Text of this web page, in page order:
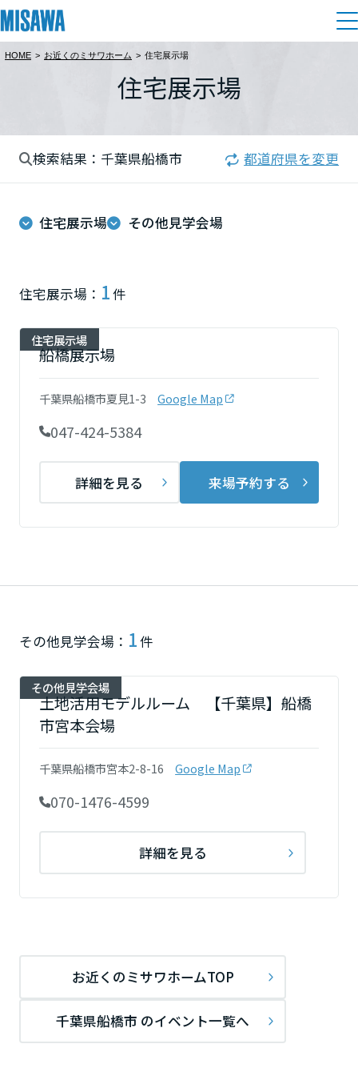
住まい
商品ラインアップ
インテリア
分譲住宅（建売・土地）検索
中古住宅検索
売る [MISAWA RELAY]
住まいの売却
これから住まいをご検討の方
多彩な動画やこだわりが詰まった建築実例、注目の最新情報など、住
まいづくりを楽しく学べるデジタルラウンジです。
ホームラウンジ 新築・戸建て
個人のお客さま
賃貸住宅
店舗・各種施設
土地活用モデルルーム見学
社宅建築
土地活用の基礎から長期安定経営を目指すオーナー様まで、賃貸経営
ホームラウンジ 土地活用・賃貸経営
戸建て・マンション
リフォームメニュー
事業用
事業用リノベーション
ホテル・旅館リフォーム
実例動画や基礎知識、収納の工夫など、理想の住まいを叶えるリフォ
ームの具体策とアイデアを豊富にご用意しています。
ホームラウンジ リフォーム
まちづくり
複合開発事業（ASMACI-アスマチ-）
再開発・官民連携事業
分譲マンション開発事業
収益不動産・投資開発事業
建築再生事業
事業用売買
すべてのフィールドに新しい価値をデザインし、持続可能な未来志向
のまちづくりを実現していきます。
ミサワゼネラルソリューション
オーナーサポート
サポートメニュー
保証制度
アフターメンテナンス
ミサワリフォーム
ミサワホームオーナーさま・リフォーム工事ご契約者さまとミサワホ
ームを結ぶコミュニケーションサイト。お得・便利・安心なコンテン
ミサワオーナーズクラブ
企業・IR情報
ニュース
MISAWAについて
SDGs
採用情報
新卒者採用
中途採用
障がい者採用
展示場・イベント情報
カタログ請求
住まいのご相談
HOME > お近くのミサワホーム > 住宅展示場
住宅展示場
検索結果：千葉県船橋市 都道府県を変更
住宅展示場 その他見学会場
住宅展示場： 1件
住宅展示場
船橋展示場
千葉県船橋市夏見1-3 Google Map
047-424-5384
詳細を見る 来場予約する
その他見学会場： 1件
その他見学会場
土地活用モデルルーム 【千葉県】船橋
市宮本会場
千葉県船橋市宮本2-8-16 Google Map
070-1476-4599
詳細を見る
お近くのミサワホームTOP
千葉県船橋市 のイベント一覧へ
都道府県を選択
青森県
岩手県
宮城県
秋田県
山形県
福島県
関東
茨城県
栃木県
群馬県
埼玉県
東京都